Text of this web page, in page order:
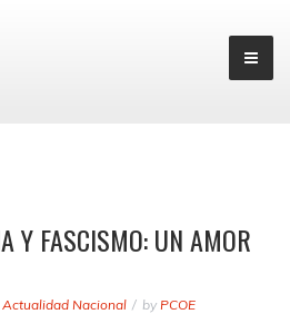
Y FASCISMO: UN AMOR
Actualidad Nacional by PCOE